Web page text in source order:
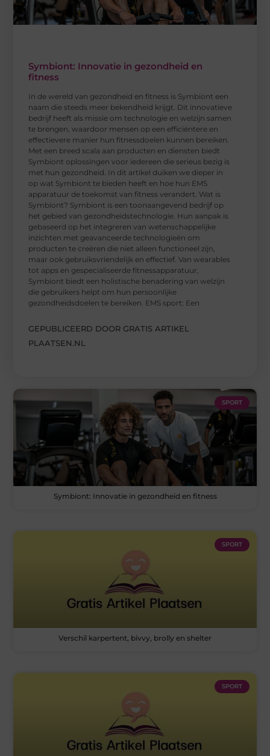
Symbiont: Innovatie in gezondheid en
fitness
In de wereld van gezondheid en fitness is Symbiont een
naam die steeds meer bekendheid krijgt. Dit innovatieve
bedrijf heeft als missie om technologie en welzijn samen
te brengen, waardoor mensen op een efficiëntere en
effectievere manier hun fitnessdoelen kunnen bereiken.
Met een breed scala aan producten en diensten biedt
Symbiont oplossingen voor iedereen die serieus bezig is
met hun gezondheid. In dit artikel duiken we dieper in
op wat Symbiont te bieden heeft en hoe hun EMS
apparatuur de toekomst van fitness verandert. Wat is
Symbiont? Symbiont is een toonaangevend bedrijf op
het gebied van gezondheidstechnologie. Hun aanpak is
gebaseerd op het integreren van wetenschappelijke
inzichten met geavanceerde technologieën om
producten te creëren die niet alleen functioneel zijn,
maar ook gebruiksvriendelijk en effectief. Van wearables
tot apps en gespecialiseerde fitnessapparatuur,
Symbiont biedt een holistische benadering van welzijn
die gebruikers helpt om hun persoonlijke
gezondheidsdoelen te bereiken. EMS sport: Een
GEPUBLICEERD DOOR GRATIS ARTIKEL
PLAATSEN.NL
SPORT
Symbiont: Innovatie in gezondheid en fitness
SPORT
Verschil karpertent, bivvy, brolly en shelter
SPORT